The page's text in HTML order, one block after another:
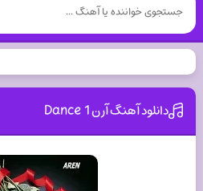
دانلود آهنگ آرن Dance 1